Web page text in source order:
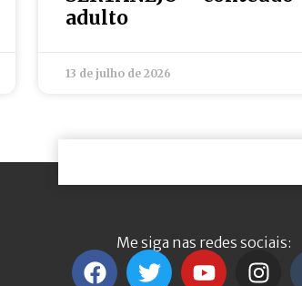
adulto
13 de julho de 2026
Me siga nas redes sociais: